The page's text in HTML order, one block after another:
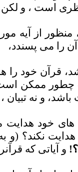
است ، و
از آيه
را مى پسندد،
خود را
ممكن
و نه تبيان ،
خود هدايت
نكند؟ (و
! و آياتى كه